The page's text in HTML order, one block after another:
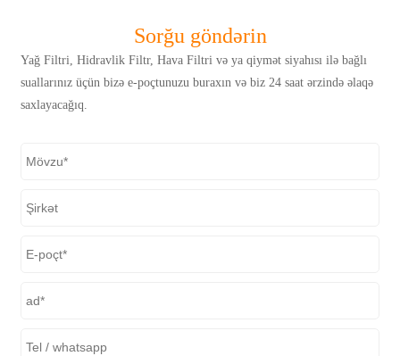
Sorğu göndərin
Yağ Filtri, Hidravlik Filtr, Hava Filtri və ya qiymət siyahısı ilə bağlı
suallarınız üçün bizə e-poçtunuzu buraxın və biz 24 saat ərzində əlaqə
saxlayacağıq.